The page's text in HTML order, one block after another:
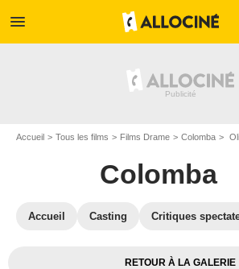
menu
Accueil Tous les films Films Drame Colomba
Colomba
Accueil Casting Critiques
RETOUR À LA GALERIE